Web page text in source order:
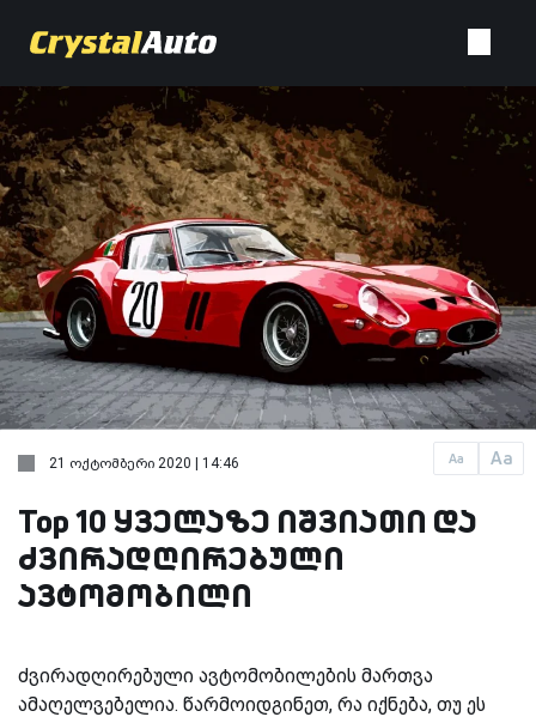
Aa Aa
21 ოქტომბერი 2020 | 14:46
Top 10 ყველაზე იშვიათი და
ძვირადღირებული
ავტომობილი
ძვირადღირებული ავტომობილების მართვა
ამაღელვებელია. წარმოიდგინეთ, რა იქნება, თუ ეს